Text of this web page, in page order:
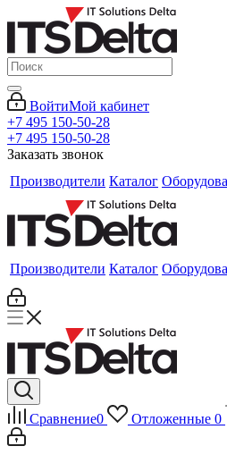
ВойтиМой кабинет
+7 495 150-50-28
+7 495 150-50-28
Заказать звонок
Производители Каталог
Производители Каталог
Сравнение0 Отложенные 0